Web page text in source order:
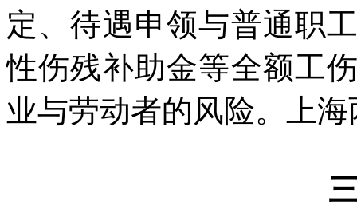
定、待遇申领与普通职
性伤残补助金等全额工
业与劳动者的风险。上